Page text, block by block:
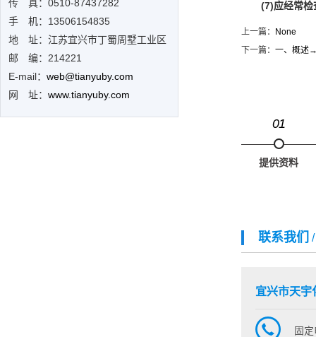
传 真：0510-87437282
手 机：13506154835
地 址：江苏宜兴市丁蜀周墅工业区
邮 编：214221
E-mail： web@tianyuby.com
网 址： www.tianyuby.com
(7)应经常检查
上一篇：
None
下一篇： 一、概述
01
提供资料
联系我们
宜兴市天宇
固